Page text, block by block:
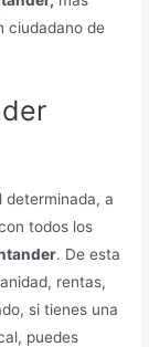
ciudadano de
determinada, a
todos los
. De esta
rentas,
si tienes una
puedes